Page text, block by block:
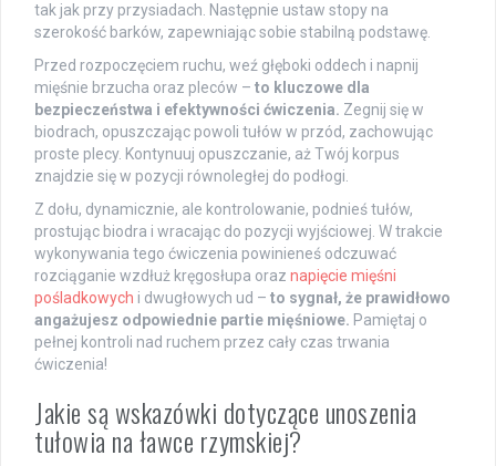
tak jak przy przysiadach. Następnie ustaw stopy na
szerokość barków, zapewniając sobie stabilną podstawę.
Przed rozpoczęciem ruchu, weź głęboki oddech i napnij
mięśnie brzucha oraz pleców – to kluczowe dla
bezpieczeństwa i efektywności ćwiczenia. Zegnij się w
biodrach, opuszczając powoli tułów w przód, zachowując
proste plecy. Kontynuuj opuszczanie, aż Twój korpus
znajdzie się w pozycji równoległej do podłogi.
Z dołu, dynamicznie, ale kontrolowanie, podnieś tułów,
prostując biodra i wracając do pozycji wyjściowej. W trakcie
wykonywania tego ćwiczenia powinieneś odczuwać
rozciąganie wzdłuż kręgosłupa oraz napięcie mięśni
pośladkowych i dwugłowych ud – to sygnał, że prawidłowo
angażujesz odpowiednie partie mięśniowe. Pamiętaj o
pełnej kontroli nad ruchem przez cały czas trwania
ćwiczenia!
Jakie są wskazówki dotyczące unoszenia
tułowia na ławce rzymskiej?